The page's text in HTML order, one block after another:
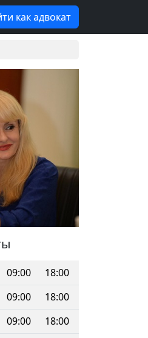
как адвокат
09:00
18:00
09:00
18:00
09:00
18:00